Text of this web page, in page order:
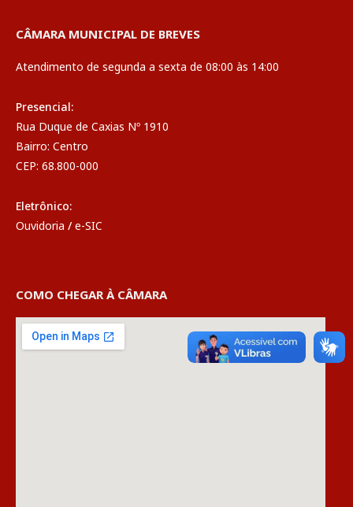
CÂMARA MUNICIPAL DE BREVES
Atendimento de segunda a sexta de 08:00 às 14:00
Presencial:
Rua Duque de Caxias Nº 1910
Bairro: Centro
CEP: 68.800-000
Eletrônico:
Ouvidoria / e-SIC
COMO CHEGAR À CÂMARA